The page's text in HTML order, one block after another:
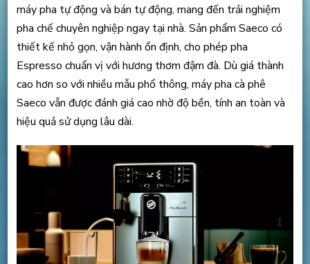
máy pha tự động và bán tự động, mang đến trải nghiệm
pha chế chuyên nghiệp ngay tại nhà. Sản phẩm Saeco có
thiết kế nhỏ gọn, vận hành ổn định, cho phép pha
Espresso chuẩn vị với hương thơm đậm đà. Dù giá thành
cao hơn so với nhiều mẫu phổ thông, máy pha cà phê
Saeco vẫn được đánh giá cao nhờ độ bền, tính an toàn và
hiệu quả sử dụng lâu dài.